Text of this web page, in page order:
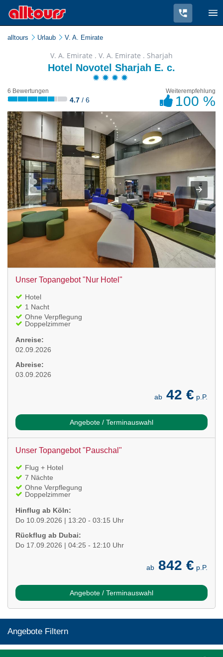
alltours Urlaub V. A. Emirate
V. A. Emirate . V. A. Emirate . Sharjah
Hotel Novotel Sharjah E. c.
6 Bewertungen
4.7 / 6
Weiterempfehlung
100 %
Unser Topangebot "Nur Hotel"
Hotel
1 Nacht
Ohne Verpflegung
Doppelzimmer
Anreise:
02.09.2026
Abreise:
03.09.2026
ab 42 € p.P.
Angebote / Terminauswahl
Unser Topangebot "Pauschal"
Flug + Hotel
7 Nächte
Ohne Verpflegung
Doppelzimmer
Hinflug ab Köln:
Do 10.09.2026 | 13:20 - 03:15 Uhr
Rückflug ab Dubai:
Do 17.09.2026 | 04:25 - 12:10 Uhr
ab 842 € p.P.
Angebote / Terminauswahl
Angebote Filtern